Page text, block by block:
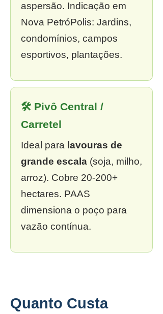
aspersão. Indicação em
Nova PetróPolis: Jardins,
condomínios, campos
esportivos, plantações.
🛠 Pivô Central /
Carretel
Ideal para lavouras de
grande escala (soja, milho,
arroz). Cobre 20-200+
hectares. PAAS
dimensiona o poço para
vazão contínua.
Quanto Custa